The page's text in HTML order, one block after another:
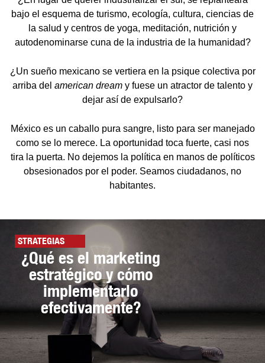
bajo el esquema de turismo, ecología, cultura, ciencias de
la salud y centros de yoga, meditación, nutrición y
autodenominarse cuna de la industria de la humanidad?
¿Un sueño mexicano se vertiera en la psique colectiva por
arriba del american dream y fuese un atractor de talento y
dejar así de expulsarlo?
México es un caballo pura sangre, listo para ser manejado
como se lo merece. La oportunidad toca fuerte, casi nos
tira la puerta. No dejemos la política en manos de políticos
obsesionados por el poder. Seamos ciudadanos, no
habitantes.
STRATEGIAS
¿Qué es el marketing
estratégico y cómo
implementarlo
efectivamente?